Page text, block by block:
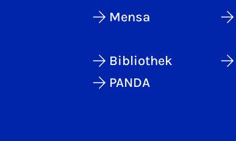
Mensa
Bibliothek
PANDA